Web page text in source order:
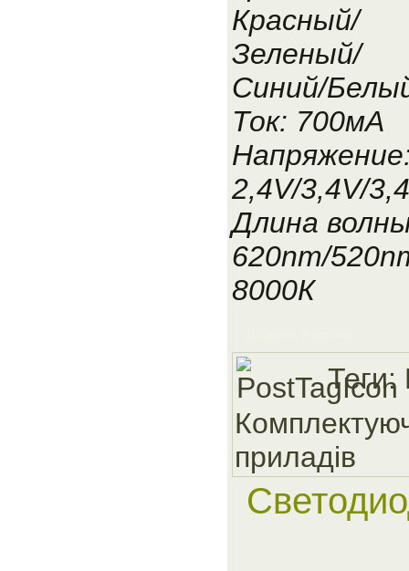
Красный/
Зеленый/
Синий/
Ток: 700мА
2,4V/3,4V/
Длина
620nm/
8000К
Теги:
приладiв